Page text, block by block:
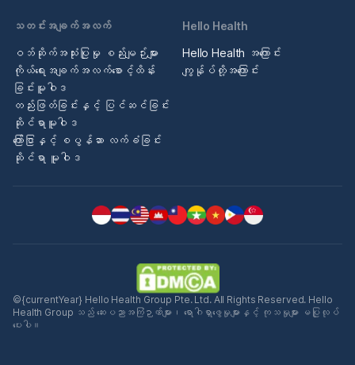
သတင်းအချက်အလက်
ဝဘ်ဆိုက်အသုံးပြုမှု စည်းမျဉ်းများ
ကိုယ်ရေးအချက်အလက်စောင့်ထိန်း
ခြင်းမူဝါဒ
တည်းဖြတ်ခြင်းနှင့် ပြင်ဆင်ခြင်း
ဆိုင်ရာမူဝါဒ
ကြော်ငြာနှင့် စပွန်ဆာ လက်ခံခြင်း
ဆိုင်ရာ မူဝါဒ
Hello Health
Hello Health အကြောင်း
ကျွန်ုပ်တို့အကြောင်း
©{currentYear} Hello Health Group Pte. Ltd. All Rights Reserved. Hello
Health Group သည် ဆေးပညာအကြံဉာဏ်များ၊ ရောဂါရှာဖွေမှုများနှင့် ကုသမှုများ မပြုလုပ်
ပေးပါ။